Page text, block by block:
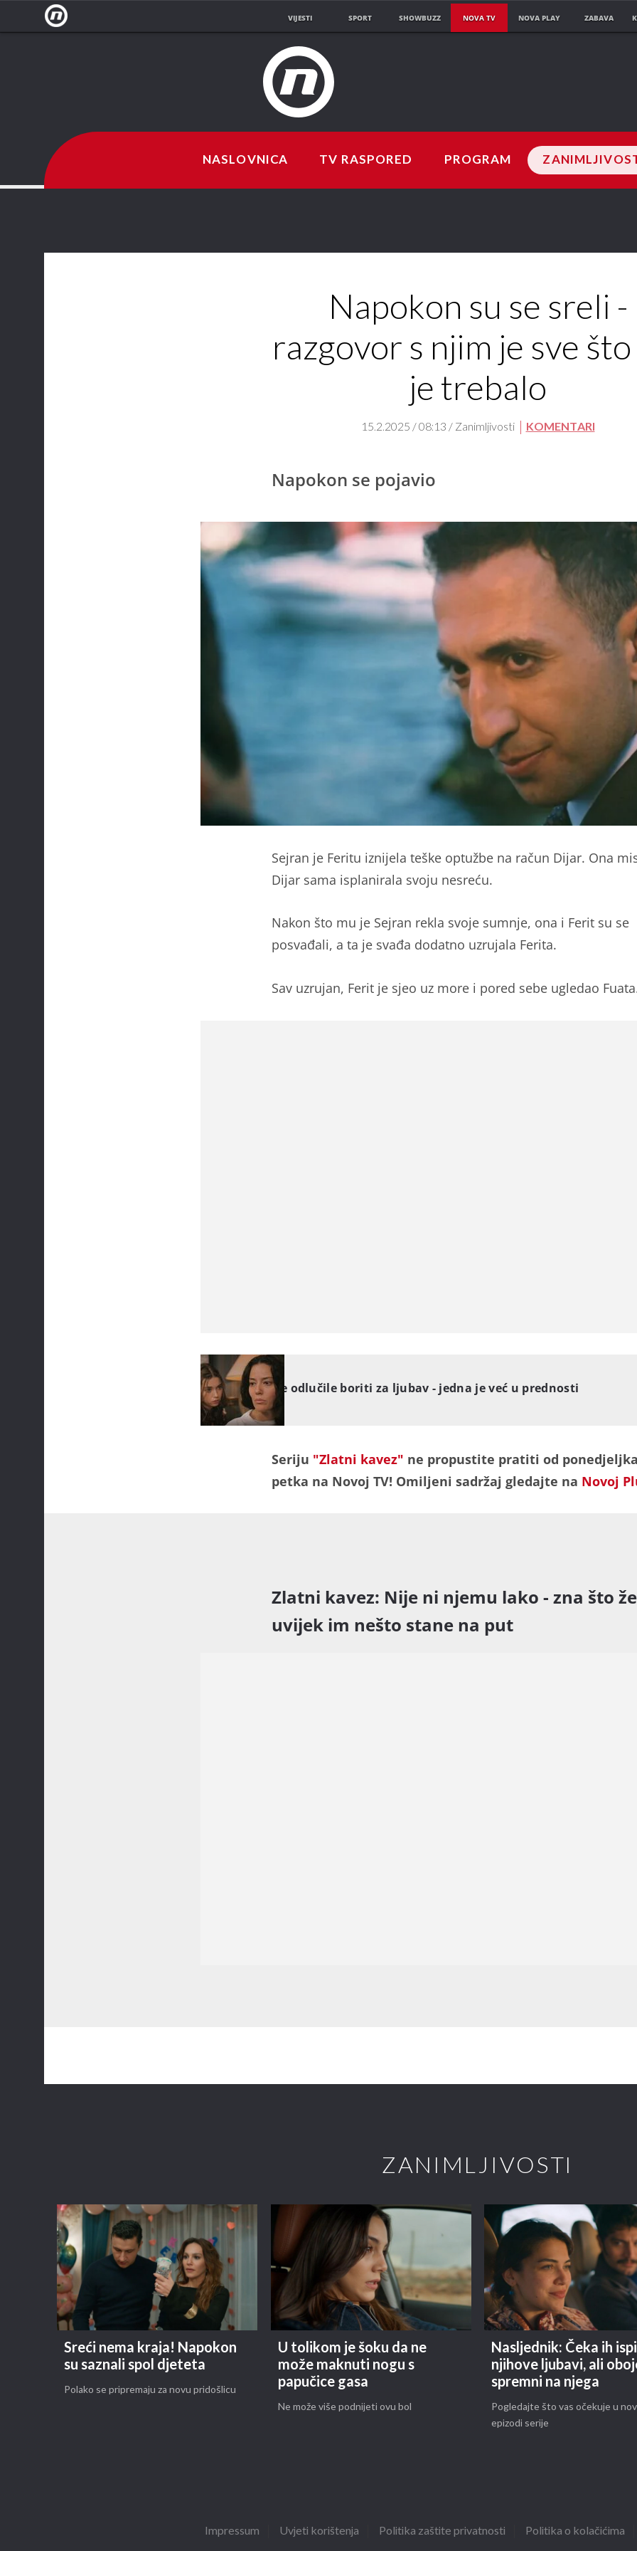
VIJESTI SPORT SHOWBUZZ NOVA TV NOVA PLAY ZABAVA
NASLOVNICA TV RASPORED PROGRAM
Napokon su se sreli -
razgovor s njim je sve
je trebalo
15.2.2025 / 08:13 / Zanimljivosti KOMENTARI
Napokon se pojavio
Sejran je Feritu iznijela teške optužbe na račun Dijar. Ona
Dijar sama isplanirala svoju nesreću.
Nakon što mu je Sejran rekla svoje sumnje, ona i Ferit su se
posvađali, a ta je svađa dodatno uzrujala Ferita.
Sav uzrujan, Ferit je sjeo uz more i pored sebe ugledao
ZLATNI KAVEZ
Obje su se odlučile boriti za ljubav - jedna je već u prednosti
Seriju "Zlatni kavez" ne propustite pratiti od
petka na Novoj TV! Omiljeni sadržaj gledajte na Novoj
Zlatni kavez: Nije ni njemu lako - zna što
uvijek im nešto stane na put
ZANIMLJIVOSTI
Sreći nema kraja! Napokon
su saznali spol djeteta
Polako se pripremaju za novu pridošlicu
U tolikom je šoku da ne
može maknuti nogu s
papučice gasa
Ne može više podnijeti ovu bol
Nasljednik: Čeka ih
njihove ljubavi, ali
spremni na njega
Pogledajte što vas očekuje u
epizodi serije
Impressum Uvjeti korištenja Politika zaštite privatnosti Politika o kolačićima